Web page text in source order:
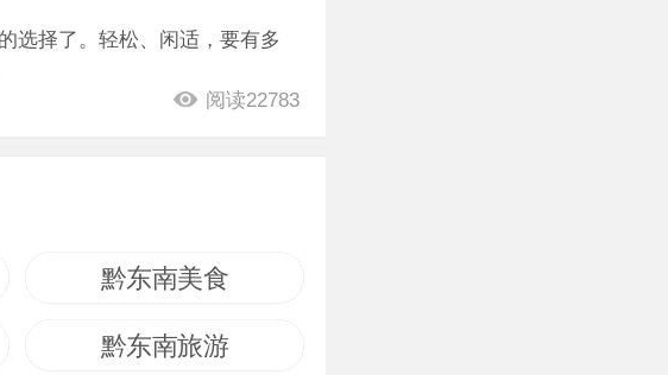
选择了。轻松、闲适，要有多
阅读22783
黔东南美食
黔东南旅游